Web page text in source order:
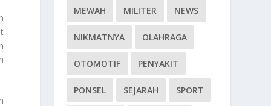
MEWAH MILITER NEWS
NIKMATNYA OLAHRAGA
OTOMOTIF PENYAKIT
PONSEL SEJARAH SPORT